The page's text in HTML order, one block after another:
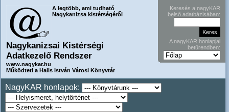
A legtöbb, ami tudható
Nagykanizsa kistérségéről
Nagykanizsai Kistérségi
Adatkezelő Rendszer
www.nagykar.hu
Működteti a Halis István Városi Könyvtár
Keresés a nagyKAR
belső adatbázisában:
A nagyKAR honlapjai
betűrendben:
NagyKAR honlapok: